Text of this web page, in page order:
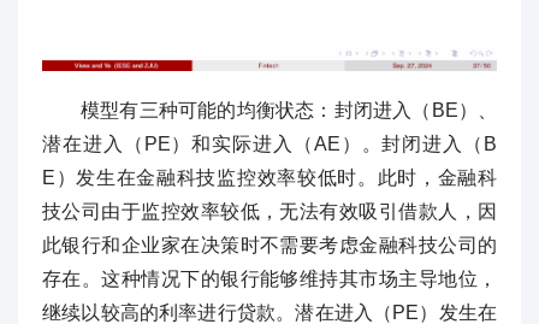
模型有三种可能的均衡状态：封闭进入（BE）、
潜在进入（PE）和实际进入（AE）。封闭进入（B
E）发生在金融科技监控效率较低时。此时，金融科
技公司由于监控效率较低，无法有效吸引借款人，因
此银行和企业家在决策时不需要考虑金融科技公司的
存在。这种情况下的银行能够维持其市场主导地位，
继续以较高的利率进行贷款。潜在进入（PE）发生在